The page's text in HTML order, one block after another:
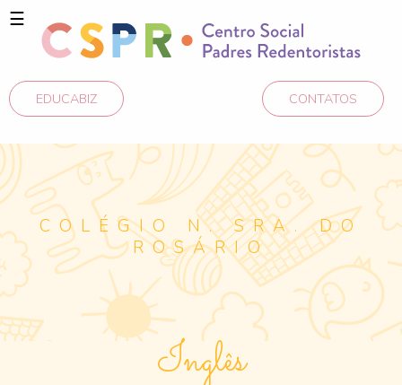
☰
CONTATOS
EDUCABIZ
COLÉGIO N. SRA. DO
ROSÁRIO
Inglês